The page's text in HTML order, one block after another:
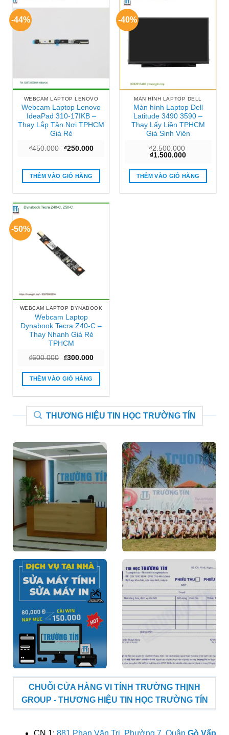
-44%
WEBCAM LAPTOP LENOVO
Webcam Laptop Lenovo
IdeaPad 310-17IKB –
Thay Lắp Tận Nơi TPHCM
Giá Rẻ
₫450.000 Giá
₫450.000.
₫250.000Giá
là:
THÊM VÀO GIỎ HÀNG
-40%
MÀN HÌNH LAPTOP DELL
Màn hình Laptop Dell
Latitude 3490 3590 –
Thay Lấy Liền TPHCM
Giá Sinh Viên
₫2.500.000
Giá
là:
₫2.500.000.
₫1.500.000Giá
tại
là:
₫1.500.000.
THÊM VÀO GIỎ HÀNG
-50%
WEBCAM LAPTOP DYNABOOK
Webcam Laptop
Dynabook Tecra Z40-C –
Thay Nhanh Giá Rẻ
TPHCM
₫600.000 Giá
là:
₫600.000.
₫300.000Giá
tại
₫300.000.
THÊM VÀO GIỎ HÀNG
THƯƠNG HIỆU TIN HỌC TRƯỜNG TÍN
CHUỖI CỬA HÀNG VI TÍNH TRƯỜNG THỊNH
GROUP - THƯƠNG HIỆU TIN HỌC TRƯỜNG TÍN